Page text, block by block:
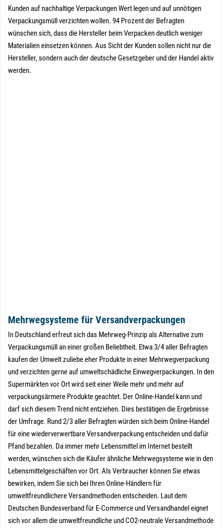
Kunden auf nachhaltige Verpackungen Wert legen und auf unnötigen
Verpackungsmüll verzichten wollen. 94 Prozent der Befragten
wünschen sich, dass die Hersteller beim Verpacken deutlich weniger
Materialien einsetzen können. Aus Sicht der Kunden sollen nicht nur die
Hersteller, sondern auch der deutsche Gesetzgeber und der Handel aktiv
werden.
Mehrwegsysteme für Versandverpackungen
In Deutschland erfreut sich das Mehrweg-Prinzip als Alternative zum
Verpackungsmüll an einer großen Beliebtheit. Etwa 3/4 aller Befragten
kaufen der Umwelt zuliebe eher Produkte in einer Mehrwegverpackung
und verzichten gerne auf umweltschädliche Einwegverpackungen. In den
Supermärkten vor Ort wird seit einer Weile mehr und mehr auf
verpackungsärmere Produkte geachtet. Der Online-Handel kann und
darf sich diesem Trend nicht entziehen. Dies bestätigen die Ergebnisse
der Umfrage. Rund 2/3 aller Befragten würden sich beim Online-Handel
für eine wiederverwertbare Versandverpackung entscheiden und dafür
Pfand bezahlen. Da immer mehr Lebensmittel im Internet bestellt
werden, wünschen sich die Käufer ähnliche Mehrwegsysteme wie in den
Lebensmittelgeschäften vor Ort. Als Verbraucher können Sie etwas
bewirken, indem Sie sich bei Ihren Online-Händlern für
umweltfreundlichere Versandmethoden entscheiden. Laut dem
Deutschen Bundesverband für E-Commerce und Versandhandel eignet
sich vor allem die umweltfreundliche und CO2-neutrale Versandmethode